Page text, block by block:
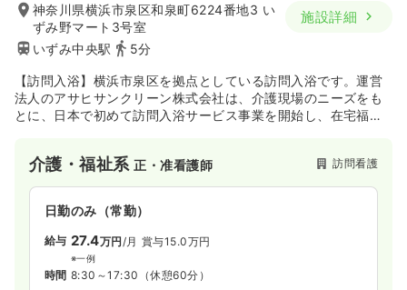
神奈川県横浜市泉区和泉町6224番地3 い
ずみ野マート3号室
いずみ中央駅
5分
施設詳細
【訪問入浴】横浜市泉区を拠点としている訪問入浴です。運営
法人のアサヒサンクリーン株式会社は、介護現場のニーズをも
とに、日本で初めて訪問入浴サービス事業を開始し、在宅福祉
支援センターやデイサービス、介護付有料老人ホーム等、多く
の介護サービスを全国で展開しています。
介護・福祉系正・准看護師 訪問看護
日勤のみ（常勤）
給与 27.4万円 /月 賞与15.0万円
※一例
時間 8:30～17:30 （休憩60分）